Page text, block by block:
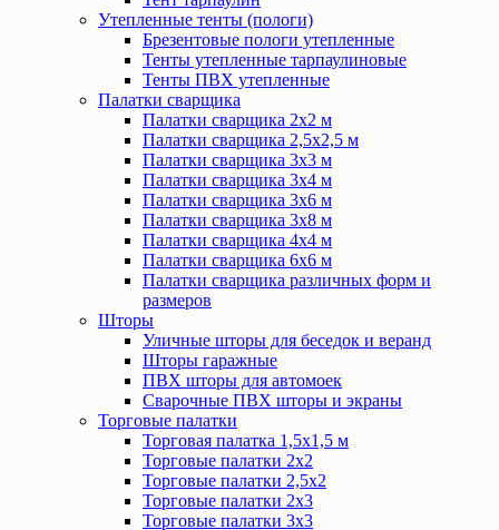
Утепленные тенты (пологи)
Брезентовые пологи утепленные
Тенты утепленные тарпаулиновые
Тенты ПВХ утепленные
Палатки сварщика
Палатки сварщика 2х2 м
Палатки сварщика 2,5х2,5 м
Палатки сварщика 3х3 м
Палатки сварщика 3х4 м
Палатки сварщика 3х6 м
Палатки сварщика 3х8 м
Палатки сварщика 4х4 м
Палатки сварщика 6х6 м
Палатки сварщика различных форм и
размеров
Шторы
Уличные шторы для беседок и веранд
Шторы гаражные
ПВХ шторы для автомоек
Сварочные ПВХ шторы и экраны
Торговые палатки
Торговая палатка 1,5х1,5 м
Торговые палатки 2х2
Торговые палатки 2,5х2
Торговые палатки 2х3
Торговые палатки 3х3